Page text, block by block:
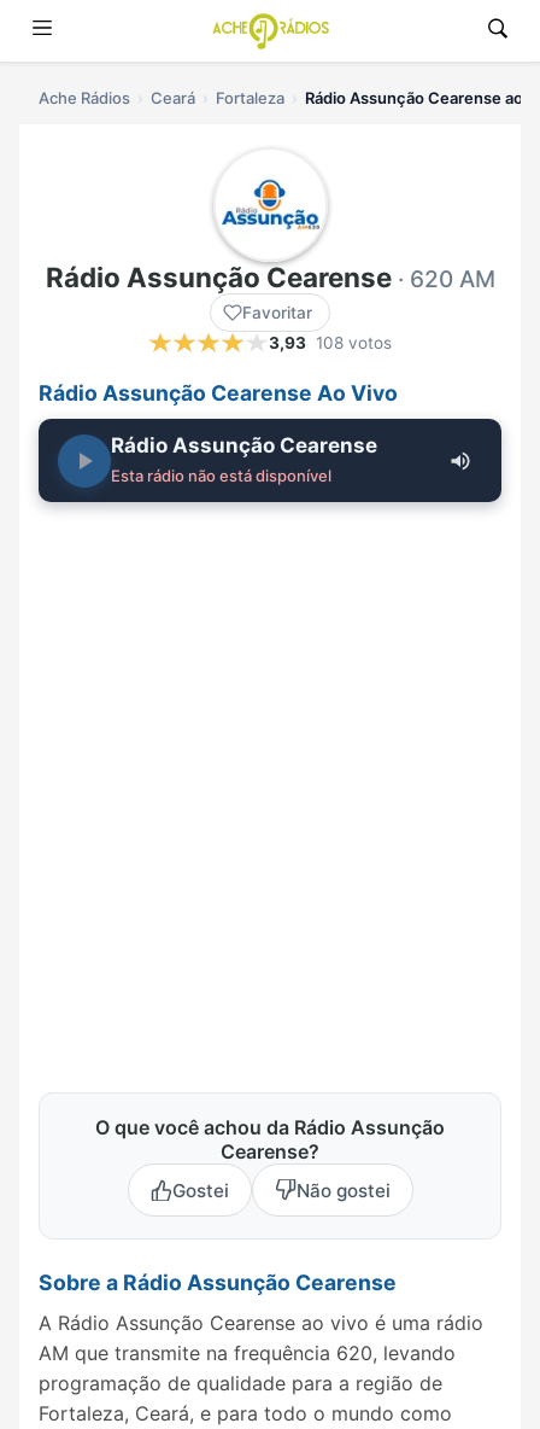
Ache Rádios Ceará Fortaleza Rádio Assunção Cearense ao
Rádio Assunção Cearense· 620 AM
Favoritar
3,93 108 votos
Rádio Assunção Cearense Ao Vivo
Rádio Assunção Cearense
Esta rádio não está disponível
O que você achou da Rádio Assunção
Cearense?
Gostei Não gostei
Sobre a Rádio Assunção Cearense
A Rádio Assunção Cearense ao vivo é uma rádio
AM que transmite na frequência 620, levando
programação de qualidade para a região de
Fortaleza, Ceará, e para todo o mundo como